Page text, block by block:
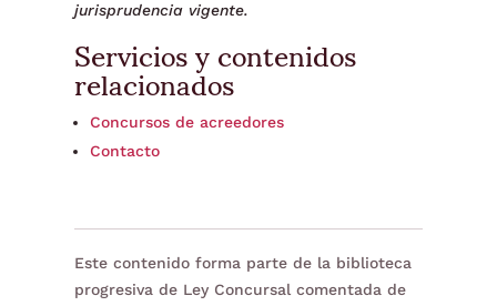
jurisprudencia vigente.
Servicios y contenidos
relacionados
Concursos de acreedores
Contacto
Este contenido forma parte de la biblioteca
progresiva de Ley Concursal comentada de